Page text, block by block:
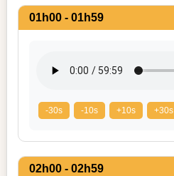
01h00 - 01h59
-30s -10s +10s +30s
02h00 - 02h59